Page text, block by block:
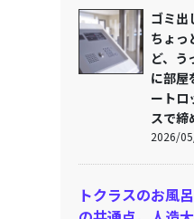
ゴミ出
ちょっ
ど、う
に部屋
ートロ
スで
2026/
トクラスのお風